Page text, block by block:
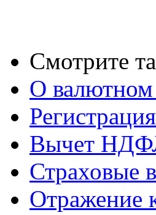
Смотрите
О валютном
Вычет
Страховые
Отражение